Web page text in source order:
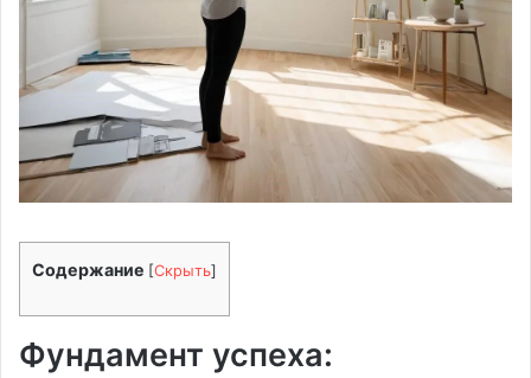
Содержание [Скрыть]
Фундамент успеха: